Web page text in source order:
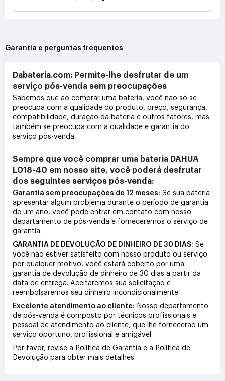
Garantia e perguntas frequentes
Dabateria.com: Permite-lhe desfrutar de um
serviço pós-venda sem preocupações
Sabemos que ao comprar uma bateria, você não só se
preocupa com a qualidade do produto, preço, segurança,
compatibilidade, duração da bateria e outros fatores, mas
também se preocupa com a qualidade e garantia do
serviço pós-venda.
Sempre que você comprar uma bateria DAHUA
L018-40 em nosso site, você poderá desfrutar
dos seguintes serviços pós-venda:
Garantia sem preocupações de 12 meses: Se sua bateria
apresentar algum problema durante o período de garantia
de um ano, você pode entrar em contato com nosso
departamento de pós-venda e forneceremos o serviço de
garantia.
GARANTIA DE DEVOLUÇÃO DE DINHEIRO DE 30 DIAS: Se
você não estiver satisfeito com nosso produto ou serviço
por qualquer motivo, você estará coberto por uma
garantia de devolução de dinheiro de 30 dias a partir da
data de entrega. Aceitaremos sua solicitação e
reembolsaremos seu dinheiro incondicionalmente.
Excelente atendimento ao cliente: Nosso departamento
de pós-venda é composto por técnicos profissionais e
pessoal de atendimento ao cliente, que lhe fornecerão um
serviço oportuno, profissional e amigável.
Por favor, revise a Política de Garantia e a Política de
Devolução para obter mais detalhes.